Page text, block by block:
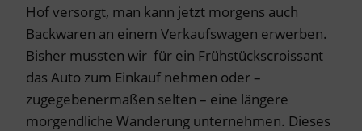
Hof versorgt, man kann jetzt morgens auch
Backwaren an einem Verkaufswagen erwerben.
Bisher mussten wir für ein Frühstückscroissant
das Auto zum Einkauf nehmen oder –
zugegebenermaßen selten – eine längere
morgendliche Wanderung unternehmen. Dieses